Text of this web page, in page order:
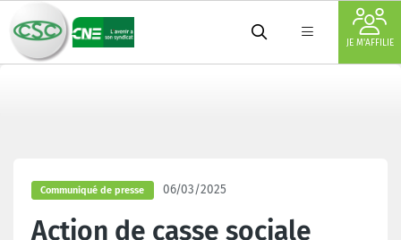
JE M'AFFILIE
Communiqué de presse 06/03/2025
Action de casse sociale